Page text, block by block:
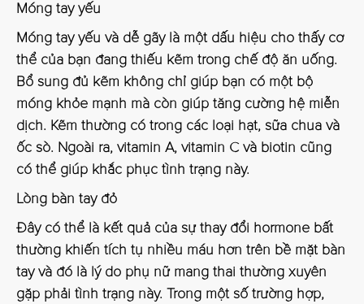
Móng tay yếu
Móng tay yếu và dễ gãy là một dấu hiệu cho thấy cơ
thể của bạn đang thiếu kẽm trong chế độ ăn uống.
Bổ sung đủ kẽm không chỉ giúp bạn có một bộ
móng khỏe mạnh mà còn giúp tăng cường hệ miễn
dịch. Kẽm thường có trong các loại hạt, sữa chua và
ốc sò. Ngoài ra, vitamin A, vitamin C và biotin cũng
có thể giúp khắc phục tình trạng này.
Lòng bàn tay đỏ
Đây có thể là kết quả của sự thay đổi hormone bất
thường khiến tích tụ nhiều máu hơn trên bề mặt bàn
tay và đó là lý do phụ nữ mang thai thường xuyên
gặp phải tình trạng này. Trong một số trường hợp,